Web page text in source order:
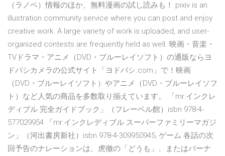
（ラノベ）情報のほか、無料漫画の試し読みも！ pixiv is an
illustration community service where you can post and enjoy
creative work. A large variety of work is uploaded, and user-
organized contests are frequently held as well. 映画・音楽・
TVドラマ・アニメ（DVD・ブルーレイソフト）の通販ならヨ
ドバシカメラの公式サイト「ヨドバシ.com」で！映画
（DVD・ブルーレイソフト）やアニメ（DVD・ブルーレイソフ
ト）など人気の商品を多数取り揃えています。 「mr.インクレ
ディブル 完全ガイドブック」（フレーベル館）isbn 978-4-
577029954 「mr.インクレディブル スーパーファミリーマガジ
ン」（河出書房新社）isbn 978-4-309950945; ゲーム 各話の次
回予告のナレーションは、虎徹の「どうも」、またはバーナ